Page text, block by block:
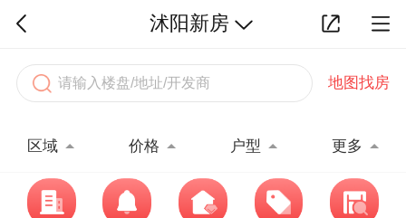
沭阳新房
地图找房
区域 价格 户型 更多